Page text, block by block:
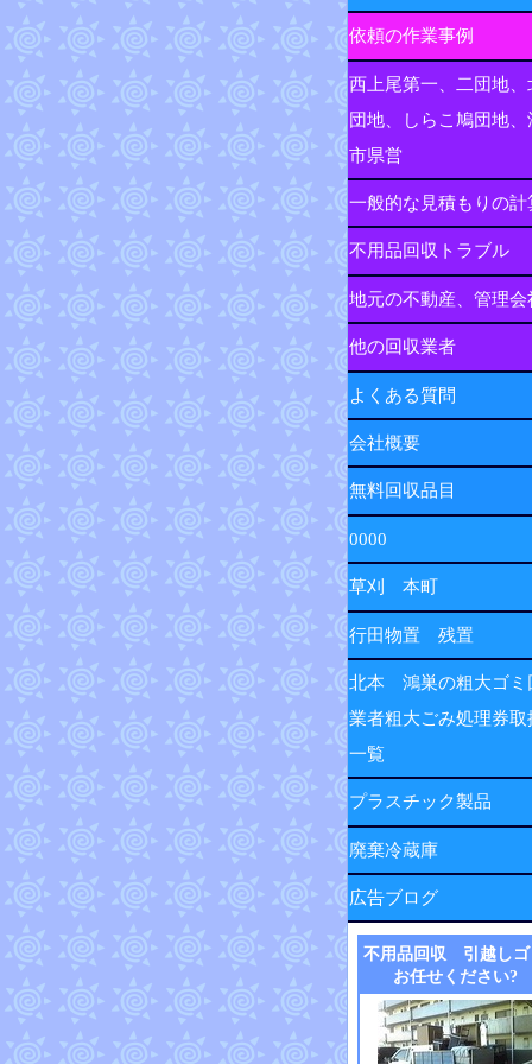
依頼の作業事例
西上尾第一、二団地、
団地、しらこ鳩団地、
市県営
一般的な見積もりの計
不用品回収トラブル
地元の不動産、管理会
他の回収業者
よくある質問
会社概要
無料回収品目
0000
草刈 本町
行田物置 残置
北本 鴻巣の粗大ゴミ
業者粗大ごみ処理券取
一覧
プラスチック製品
廃棄冷蔵庫
広告ブログ
不用品回収 引越しゴ
お任せください?